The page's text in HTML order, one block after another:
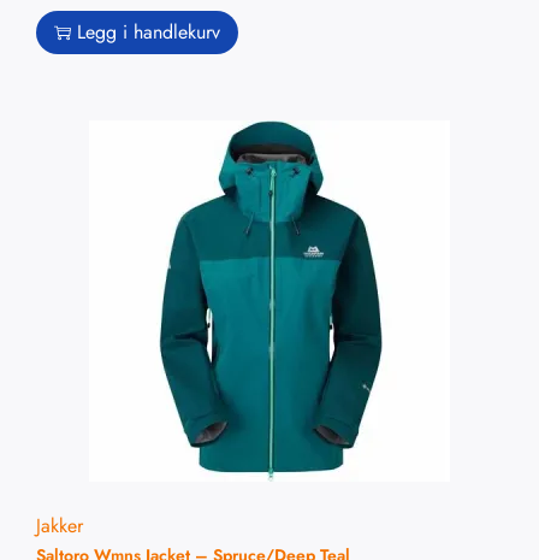
Legg i handlekurv
Jakker
Saltoro Wmns Jacket – Spruce/Deep Teal